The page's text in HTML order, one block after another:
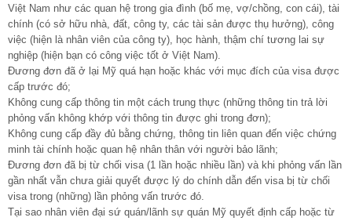
Việt Nam như các quan hệ trong gia đình (bố mẹ, vợ/chồng, con cái), tài
chính (có sở hữu nhà, đất, công ty, các tài sản được thụ hưởng), công
việc (hiện là nhân viên của công ty), học hành, thậm chí tương lai sự
nghiệp (hiện bạn có công việc tốt ở Việt Nam).
Đương đơn đã ở lại Mỹ quá hạn hoặc khác với mục đích của visa được
cấp trước đó;
Không cung cấp thông tin một cách trung thực (những thông tin trả lời
phỏng vấn không khớp với thông tin được ghi trong đơn);
Không cung cấp đầy đủ bằng chứng, thông tin liên quan đến việc chứng
minh tài chính hoặc quan hệ nhân thân với người bảo lãnh;
Đương đơn đã bị từ chối visa (1 lần hoặc nhiều lần) và khi phỏng vấn lần
gần nhất vẫn chưa giải quyết được lý do chính dẫn đến visa bị từ chối
visa trong (những) lần phỏng vấn trước đó.
Tại sao nhân viên đại sứ quán/lãnh sự quán Mỹ quyết định cấp hoặc từ